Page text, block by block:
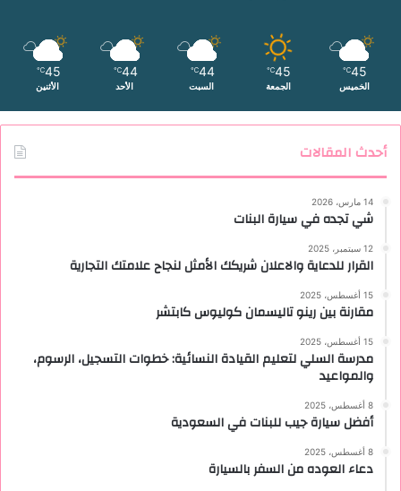
45
℃
الخميس
45
℃
الجمعة
44
℃
السبت
44
℃
الأحد
45
℃
الأثنين
أحدث المقالات
14 مارس، 2026
شي تجده في سيارة البنات
12 سبتمبر، 2025
القرار للدعاية والاعلان شريكك الأمثل لنجاح علامتك التجارية
15 أغسطس، 2025
مقارنة بين رينو تاليسمان كوليوس كابتشر
15 أغسطس، 2025
مدرسة السلي لتعليم القيادة النسائية: خطوات التسجيل، الرسوم،
والمواعيد
8 أغسطس، 2025
أفضل سيارة جيب للبنات في السعودية
8 أغسطس، 2025
دعاء العوده من السفر بالسيارة